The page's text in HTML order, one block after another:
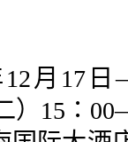
12月17
）